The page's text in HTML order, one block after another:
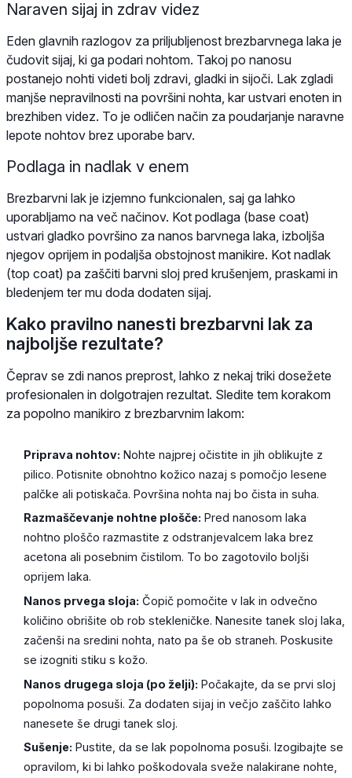
Naraven sijaj in zdrav videz
Eden glavnih razlogov za priljubljenost brezbarvnega laka je
čudovit sijaj, ki ga podari nohtom. Takoj po nanosu
postanejo nohti videti bolj zdravi, gladki in sijoči. Lak zgladi
manjše nepravilnosti na površini nohta, kar ustvari enoten in
brezhiben videz. To je odličen način za poudarjanje naravne
lepote nohtov brez uporabe barv.
Podlaga in nadlak v enem
Brezbarvni lak je izjemno funkcionalen, saj ga lahko
uporabljamo na več načinov. Kot podlaga (base coat)
ustvari gladko površino za nanos barvnega laka, izboljša
njegov oprijem in podaljša obstojnost manikire. Kot nadlak
(top coat) pa zaščiti barvni sloj pred krušenjem, praskami in
bledenjem ter mu doda dodaten sijaj.
Kako pravilno nanesti brezbarvni lak za
najboljše rezultate?
Čeprav se zdi nanos preprost, lahko z nekaj triki dosežete
profesionalen in dolgotrajen rezultat. Sledite tem korakom
za popolno manikiro z brezbarvnim lakom:
Priprava nohtov: Nohte najprej očistite in jih oblikujte z
pilico. Potisnite obnohtno kožico nazaj s pomočjo lesene
palčke ali potiskača. Površina nohta naj bo čista in suha.
Razmaščevanje nohtne plošče: Pred nanosom laka
nohtno ploščo razmastite z odstranjevalcem laka brez
acetona ali posebnim čistilom. To bo zagotovilo boljši
oprijem laka.
Nanos prvega sloja: Čopič pomočite v lak in odvečno
količino obrišite ob rob stekleničke. Nanesite tanek sloj laka,
začenši na sredini nohta, nato pa še ob straneh. Poskusite
se izogniti stiku s kožo.
Nanos drugega sloja (po želji): Počakajte, da se prvi sloj
popolnoma posuši. Za dodaten sijaj in večjo zaščito lahko
nanesete še drugi tanek sloj.
Sušenje: Pustite, da se lak popolnoma posuši. Izogibajte se
opravilom, ki bi lahko poškodovala sveže nalakirane nohte,